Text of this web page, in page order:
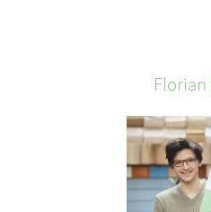
Florian